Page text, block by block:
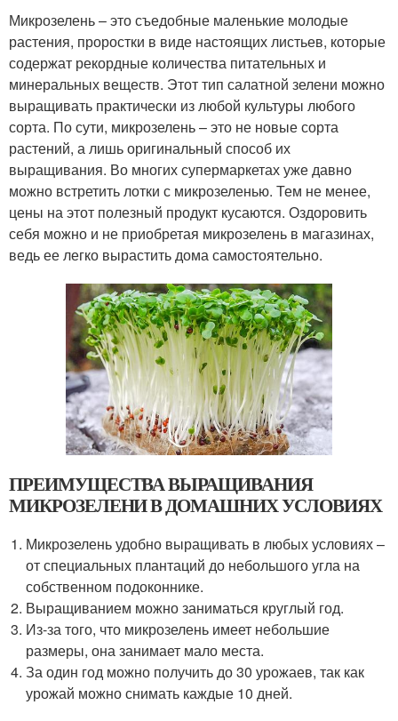
Микрозелень – это съедобные маленькие молодые
растения, проростки в виде настоящих листьев, которые
содержат рекордные количества питательных и
минеральных веществ. Этот тип салатной зелени можно
выращивать практически из любой культуры любого
сорта. По сути, микрозелень – это не новые сорта
растений, а лишь оригинальный способ их
выращивания. Во многих супермаркетах уже давно
можно встретить лотки с микрозеленью. Тем не менее,
цены на этот полезный продукт кусаются. Оздоровить
себя можно и не приобретая микрозелень в магазинах,
ведь ее легко вырастить дома самостоятельно.
ПРЕИМУЩЕСТВА ВЫРАЩИВАНИЯ
МИКРОЗЕЛЕНИ В ДОМАШНИХ УСЛОВИЯХ
Микрозелень удобно выращивать в любых условиях –
от специальных плантаций до небольшого угла на
собственном подоконнике.
Выращиванием можно заниматься круглый год.
Из-за того, что микрозелень имеет небольшие
размеры, она занимает мало места.
За один год можно получить до 30 урожаев, так как
урожай можно снимать каждые 10 дней.